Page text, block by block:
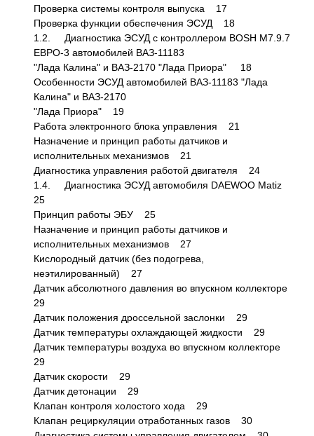
Проверка системы контроля выпуска 17
Проверка функции обеспечения ЭСУД 18
1.2. Диагностика ЭСУД с контроллером BOSH М7.9.7
ЕВРО-3 автомобилей ВАЗ-11183
"Лада Калина" и ВАЗ-2170 "Лада Приора" 18
Особенности ЭСУД автомобилей ВАЗ-11183 "Лада
Калина" и ВАЗ-2170
"Лада Приора" 19
Работа электронного блока управления 21
Назначение и принцип работы датчиков и
исполнительных механизмов 21
Диагностика управления работой двигателя 24
1.4. Диагностика ЭСУД автомобиля DAEWOO Matiz
25
Принцип работы ЭБУ 25
Назначение и принцип работы датчиков и
исполнительных механизмов 27
Кислородный датчик (без подогрева,
неэтилированный) 27
Датчик абсолютного давления во впускном коллекторе
29
Датчик положения дроссельной заслонки 29
Датчик температуры охлаждающей жидкости 29
Датчик температуры воздуха во впускном коллекторе
29
Датчик скорости 29
Датчик детонации 29
Клапан контроля холостого хода 29
Клапан рециркуляции отработанных газов 30